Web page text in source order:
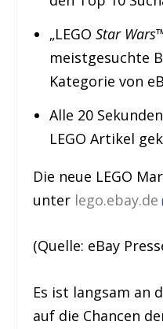
„LEGO Star Wars
meistgesuchte
Kategorie von
Alle 20
LEGO Artikel
Die neue LEGO
unter lego.ebay.de
(Quelle: eBay
Es ist langsam an
auf die Chancen